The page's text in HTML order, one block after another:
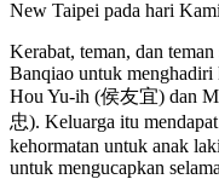
New Taipei pada hari
Kerabat, teman, dan
Banqiao untuk
Hou Yu-ih (侯友宜) dan
忠). Keluarga itu
kehormatan untuk anak
untuk mengucapkan